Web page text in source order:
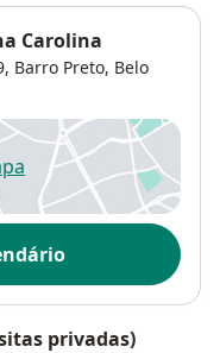
Carolina
Barro Preto, Belo
novo separador
privadas)